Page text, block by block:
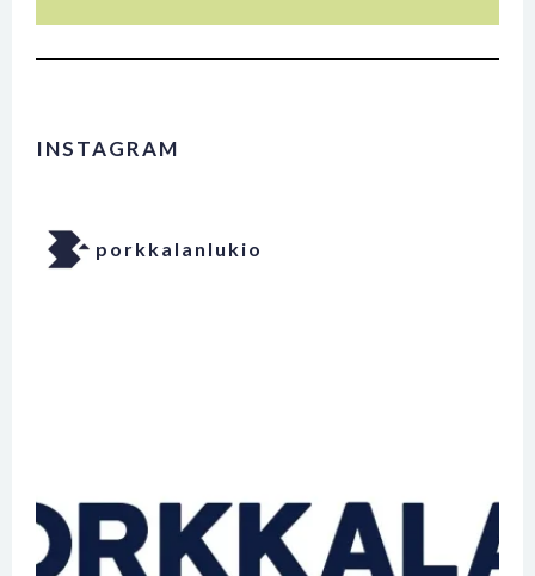
INSTAGRAM
porkkalanlukio